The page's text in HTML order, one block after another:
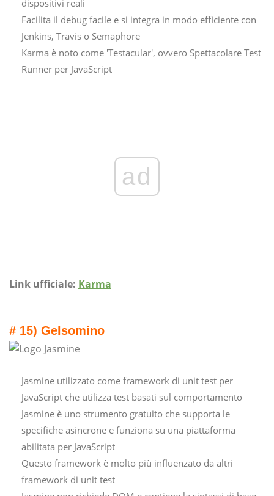
dispositivi reali
Facilita il debug facile e si integra in modo efficiente con
Jenkins, Travis o Semaphore
Karma è noto come 'Testacular', ovvero Spettacolare Test
Runner per JavaScript
ad
Link ufficiale: Karma
# 15) Gelsomino
Jasmine utilizzato come framework di unit test per
JavaScript che utilizza test basati sul comportamento
Jasmine è uno strumento gratuito che supporta le
specifiche asincrone e funziona su una piattaforma
abilitata per JavaScript
Questo framework è molto più influenzato da altri
framework di unit test